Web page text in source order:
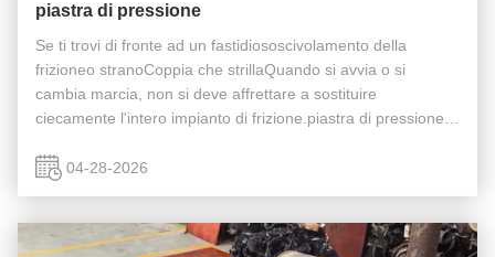
piastra di pressione
Se ti trovi di fronte ad un fastidiososcivolamento della
frizioneo stranoCoppia che strillaQuando si avvia o si
cambia marcia, non si deve affrettare a sostituire
ciecamente l'intero impianto di frizione.piastra di pressione
pressione, i ...
04-28-2026